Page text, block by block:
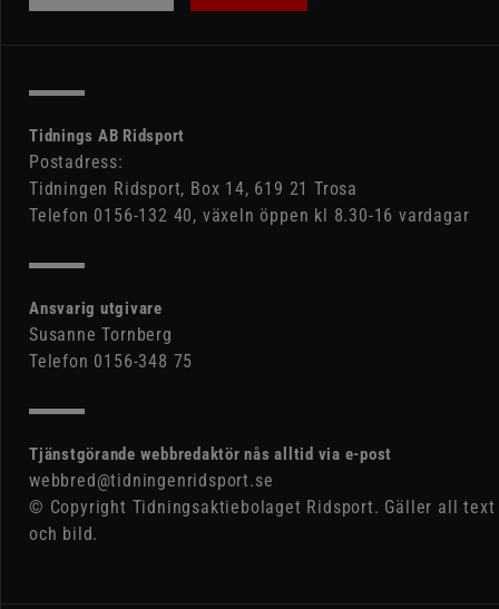
Tidnings AB Ridsport
Postadress:
Tidningen Ridsport, Box 14, 619 21 Trosa
Telefon 0156-132 40, växeln öppen kl 8.30-16 vardagar
Ansvarig utgivare
Susanne Tornberg
Telefon 0156-348 75
Tjänstgörande webbredaktör nås alltid via e-post
webbred@tidningenridsport.se
© Copyright Tidningsaktiebolaget Ridsport. Gäller all text
och bild.